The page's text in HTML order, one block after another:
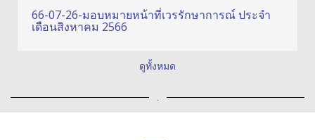
66-07-26-มอบหมายหน้าที่เวรรักษาการณ์ ประจำ
เดือนสิงหาคม 2566
ดูทั้งหมด